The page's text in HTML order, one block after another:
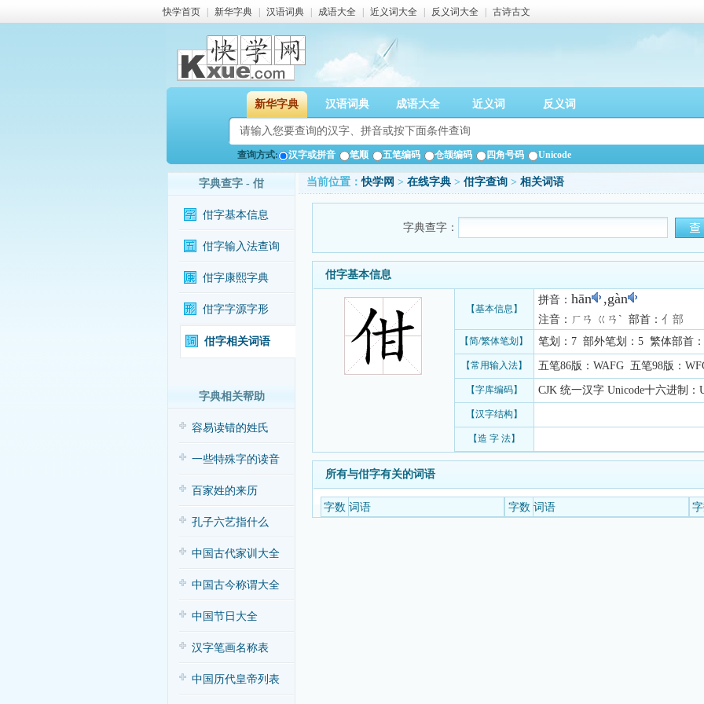
快学首页 新华字典 汉语词典 成语大全 近义词大全 反义词大全 古诗古文
新华字典 汉语词典 成语大全 近义词 反义词
查询方式: 汉字或拼音 笔顺 五笔编码 仓颉编码 四角号码 Unicode
字典查字 - 佄
佄字基本信息
佄字输入法查询
佄字康熙字典
佄字字源字形
佄字相关词语
字典相关帮助
容易读错的姓氏
一些特殊字的读音
百家姓的来历
孔子六艺指什么
中国古代家训大全
中国古今称谓大全
中国节日大全
汉字笔画名称表
中国历代皇帝列表
当前位置：快学网 > 在线字典 > 佄字查询 > 相关词语
字典查字：
佄字基本信息
【基本信息】
拼音： hān ,gàn
注音：ㄏㄢ ㄍㄢˋ 部首： 亻部
【简/繁体笔划】 笔划：7 部外笔划：5 繁体部首
【常用输入法】 五笔86版：WAFG 五笔98版：
【字库编码】 CJK 统一汉字 Unicode十六进制：
【汉字结构】
【造 字 法】
所有与佄字有关的词语
字数 词语 字数 词语